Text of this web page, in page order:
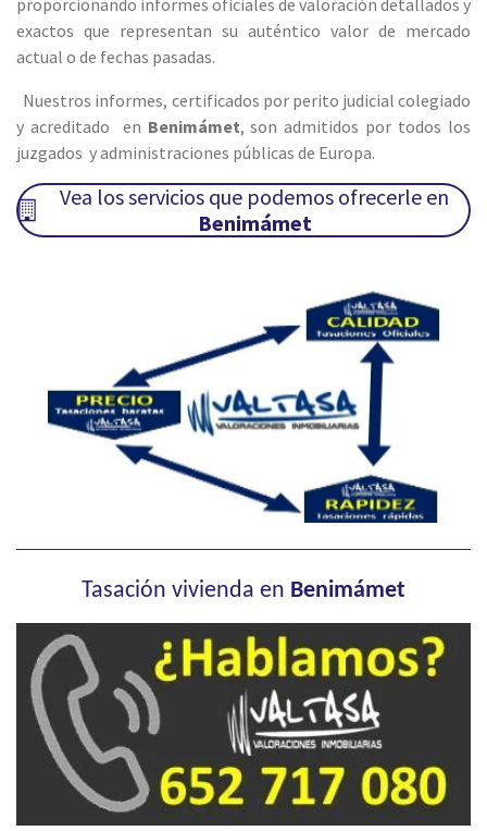
exactos que representan su auténtico valor de mercado
actual o de fechas pasadas.
Nuestros informes, certificados por perito judicial colegiado
y acreditado en Benimámet, son admitidos por todos los
juzgados y administraciones públicas de Europa.
Vea los servicios que podemos ofrecerle en
Benimámet
Tasación vivienda en Benimámet